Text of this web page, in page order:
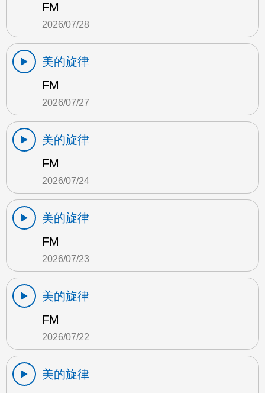
FM
2026/07/28
美的旋律
FM
2026/07/27
美的旋律
FM
2026/07/24
美的旋律
FM
2026/07/23
美的旋律
FM
2026/07/22
美的旋律